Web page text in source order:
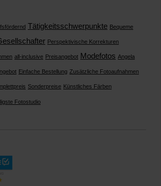
Tätigkeitsschwerpunkte Bequeme
Perspektivische Korrekturen
all-inclusive Preisangebot Modefotos Angela
Einfache Bestellung Zusätzliche Fotoaufnahmen
Sonderpreise Künstliches Färben
Fotostudio